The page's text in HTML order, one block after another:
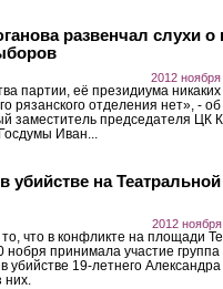
развенчал слухи о
2012 ноября
партии, её президиума никаких
рязанского отделения нет», -
заместитель председателя ЦК
Иван...
убийстве на
2012
что в конфликте на площади
нобря принимала участие группа
убийстве 19-летнего
них.